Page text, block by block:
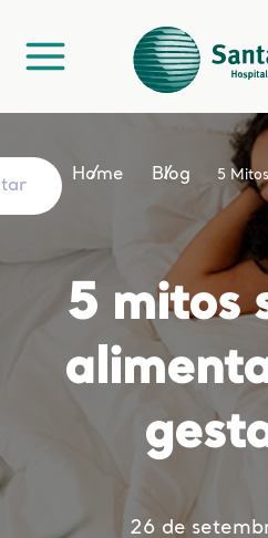
Home Blog 5
5 mitos
26 de